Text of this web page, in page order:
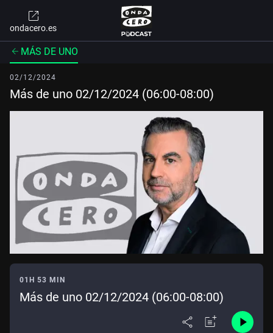
ondacero.es
MÁS DE UNO
02/12/2024
Más de uno 02/12/2024 (06:00-08:00)
01H 53 MIN
Más de uno 02/12/2024 (06:00-08:00)